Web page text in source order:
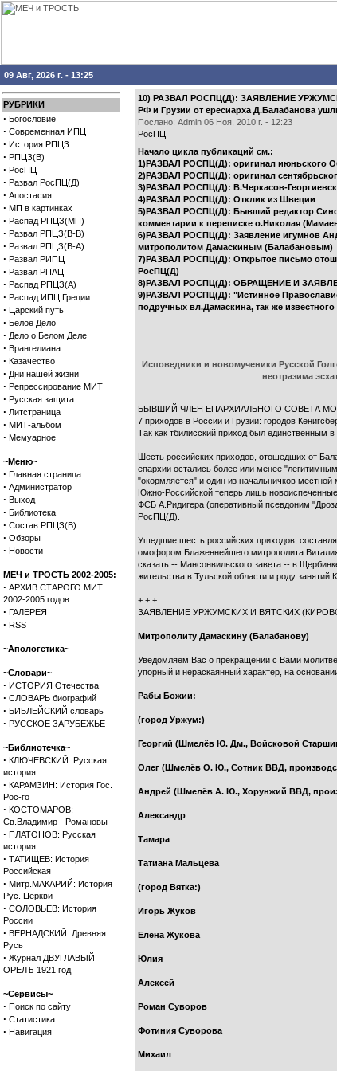
09 Авг, 2026 г. - 13:25
РУБРИКИ
· Богословие
· Современная ИПЦ
· История РПЦЗ
· РПЦЗ(В)
· РосПЦ
· Развал РосПЦ(Д)
· Апостасия
· МП в картинках
· Распад РПЦЗ(МП)
· Развал РПЦЗ(В-В)
· Развал РПЦЗ(В-А)
· Развал РИПЦ
· Развал РПАЦ
· Распад РПЦЗ(А)
· Распад ИПЦ Греции
· Царский путь
· Белое Дело
· Дело о Белом Деле
· Врангелиана
· Казачество
· Дни нашей жизни
· Репрессирование МИТ
· Русская защита
· Литстраница
· МИТ-альбом
· Мемуарное
~Меню~
· Главная страница
· Администратор
· Выход
· Библиотека
· Состав РПЦЗ(В)
· Обзоры
· Новости
МЕЧ и ТРОСТЬ 2002-2005:
· АРХИВ СТАРОГО МИТ
2002-2005 годов
· ГАЛЕРЕЯ
· RSS
~Апологетика~
~Словари~
· ИСТОРИЯ Отечества
· СЛОВАРЬ биографий
· БИБЛЕЙСКИЙ словарь
· РУССКОЕ ЗАРУБЕЖЬЕ
~Библиотечка~
· КЛЮЧЕВСКИЙ: Русская
история
· КАРАМЗИН: История Гос.
Рос-го
· КОСТОМАРОВ:
Св.Владимир - Романовы
· ПЛАТОНОВ: Русская
история
· ТАТИЩЕВ: История
Российская
· Митр.МАКАРИЙ: История
Рус. Церкви
· СОЛОВЬЕВ: История
России
· ВЕРНАДСКИЙ: Древняя
Русь
· Журнал ДВУГЛАВЫЙ
ОРЕЛЪ 1921 год
~Сервисы~
· Поиск по сайту
· Статистика
· Навигация
10) РАЗВАЛ РОСПЦ(Д): ЗАЯВЛЕНИЕ
РФ и Грузии от ересиарха Д.Балабанова
Послано: Admin 06 Ноя, 2010 г. - 12:23
РосПЦ
Начало цикла публикаций см.:
1)РАЗВАЛ РОСПЦ(Д): оригинал июньского
2)РАЗВАЛ РОСПЦ(Д): оригинал
3)РАЗВАЛ РОСПЦ(Д): В.Черкасов-
4)РАЗВАЛ РОСПЦ(Д): Отклик из Швеции
5)РАЗВАЛ РОСПЦ(Д): Бывший редактор
комментарии к переписке о.Николая
6)РАЗВАЛ РОСПЦ(Д): Заявление игумнов
митрополитом Дамаскиным (Балабановым)
7)РАЗВАЛ РОСПЦ(Д): Открытое письмо
РосПЦ(Д)
8)РАЗВАЛ РОСПЦ(Д): ОБРАЩЕНИЕ И
9)РАЗВАЛ РОСПЦ(Д): "Истинное Православие
подручных вл.Дамаскина, так же
Исповедники и новомученики Русской
неотразима
БЫВШИЙ ЧЛЕН ЕПАРХИАЛЬНОГО СОВЕТА
7 приходов в России и Грузии: городов
Так как тбилисский приход был единственным
Шесть российских приходов, отошедших от
епархии остались более или менее
"окормляется" и один из начальничков
Южно-Российской теперь лишь
ФСБ А.Ридигера (оперативный псевдоним
РосПЦ(Д).
Ушедшие шесть российских приходов,
омофором Блаженнейшего митрополита
сказать -- Мансонвильского завета -- в
жительства в Тульской области и роду занятий
+ + +
ЗАЯВЛЕНИЕ УРЖУМСКИХ И ВЯТСКИХ
Митрополиту Дамаскину (Балабанову)
Уведомляем Вас о прекращении с Вами
упорный и нераскаянный характер, на
Рабы Божии:
(город Уржум:)
Георгий (Шмелёв Ю. Дм., Войсковой
Олег (Шмелёв О. Ю., Сотник ВВД,
Андрей (Шмелёв А. Ю., Хорунжий ВВД,
Александр
Тамара
Татиана Мальцева
(город Вятка:)
Игорь Жуков
Елена Жукова
Юлия
Алексей
Роман Суворов
Фотиния Суворова
Михаил